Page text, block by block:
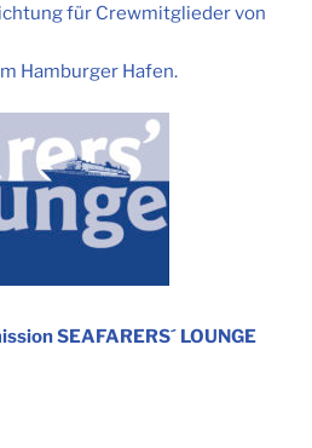
für Crewmitglieder von
Hamburger Hafen.
SEAFARERS´ LOUNGE